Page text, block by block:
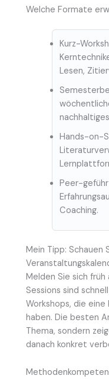
Welche Formate
Kurz-
Lesen,
Hands-on-
Peer-
Coaching.
Mein Tipp: Schauen
Melden Sie sich
Sessions sind
Workshops, die
haben. Die besten
Thema, sondern
danach konkret